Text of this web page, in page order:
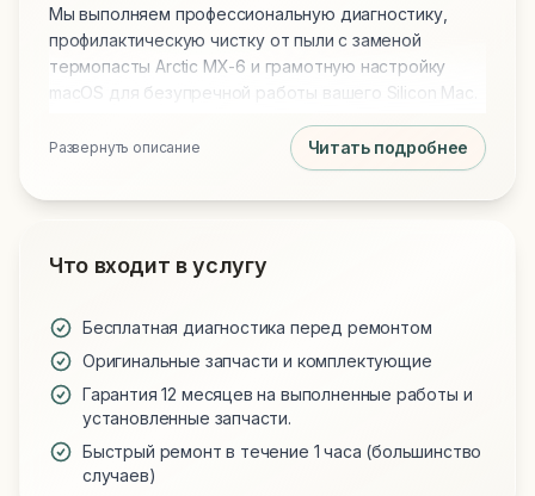
Мы выполняем профессиональную диагностику,
профилактическую чистку от пыли с заменой
термопасты Arctic MX-6 и грамотную настройку
macOS для безупречной работы вашего Silicon Mac.
Развернуть описание Читать подробнее
Что входит в услугу
Бесплатная диагностика перед ремонтом
Оригинальные запчасти и комплектующие
Гарантия 12 месяцев на выполненные работы и
установленные запчасти.
Быстрый ремонт в течение 1 часа (большинство
случаев)